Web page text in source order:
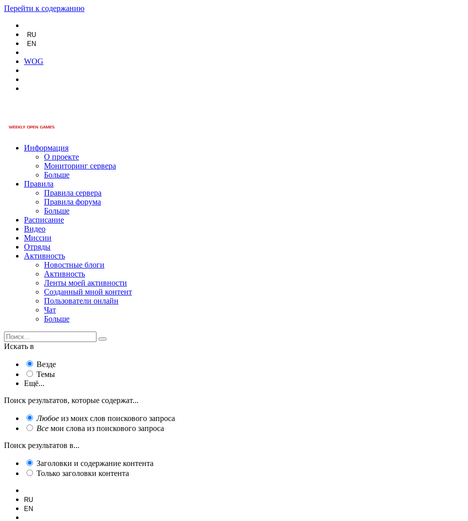
Перейти к содержанию
RU
EN
WOG
Информация
О проекте
Мониторинг сервера
Больше
Правила
Правила сервера
Правила форума
Больше
Расписание
Видео
Миссии
Отряды
Активность
Новостные блоги
Активность
Ленты моей активности
Созданный мной контент
Пользователи онлайн
Чат
Больше
Искать в
Везде
Темы
Ещё...
Поиск результатов, которые содержат...
Любое из моих слов поискового запроса
Все мои слова из поискового запроса
Поиск результатов в...
Заголовки и содержание контента
Только заголовки контента
RU
EN